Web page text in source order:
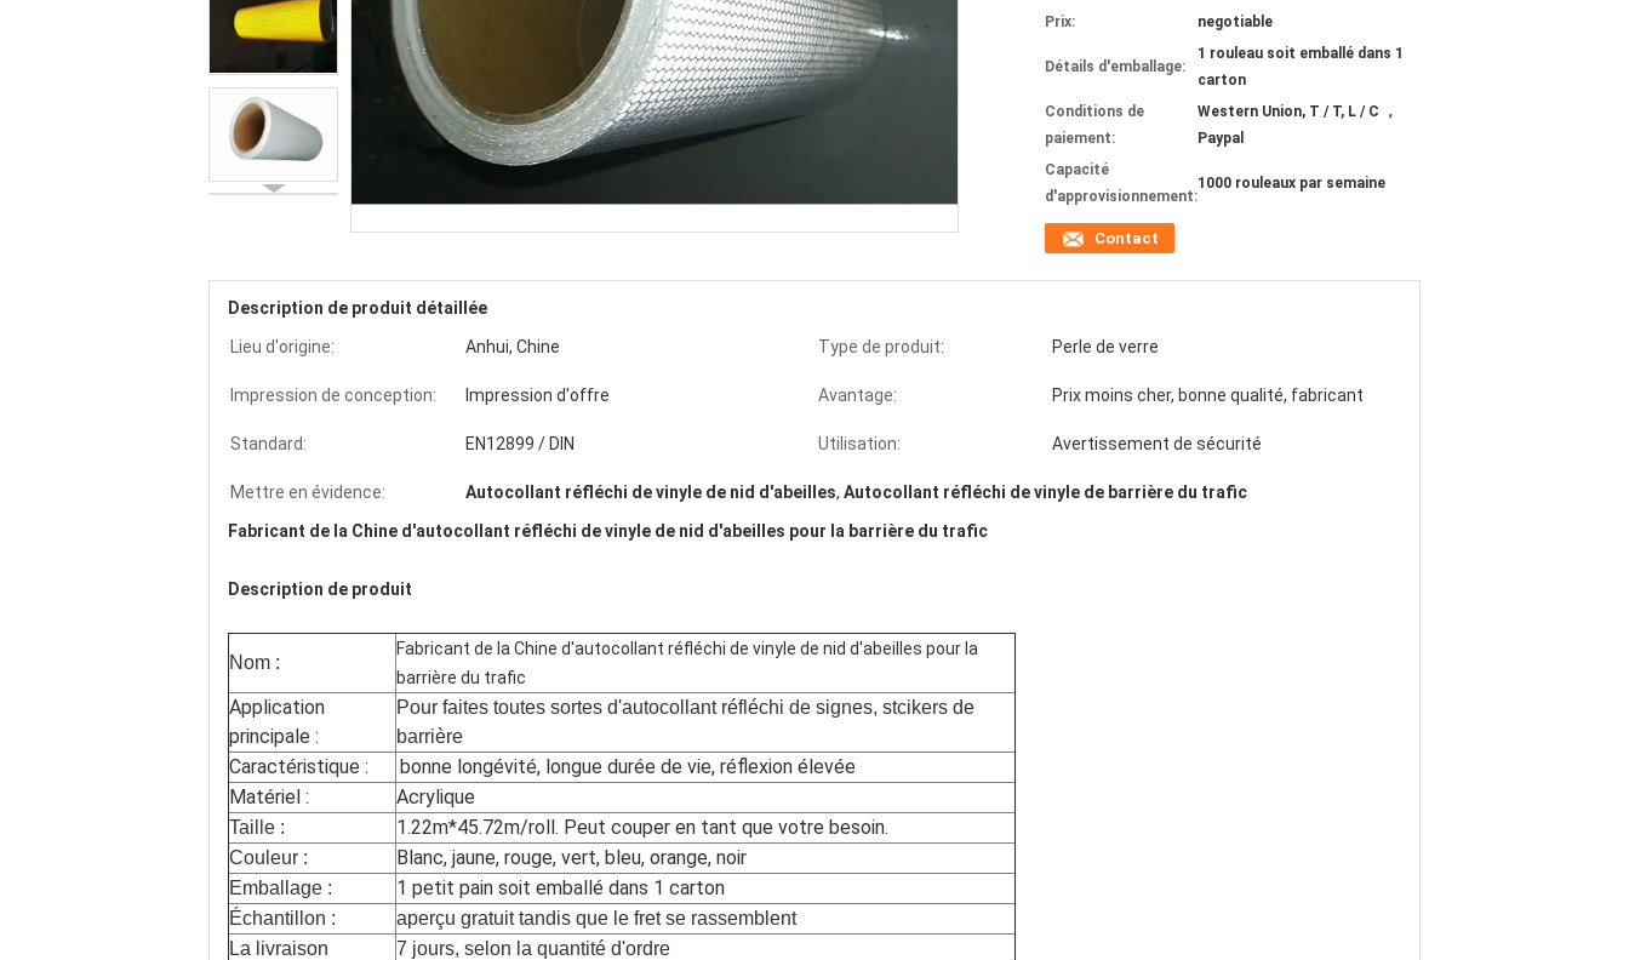
Prix: negotiable
Détails d'emballage:
1 rouleau soit emballé dans 1
carton
Conditions de
paiement:
Western Union, T / T, L / C ，
Paypal
Capacité
d'approvisionnement:
1000 rouleaux par semaine
Contact
Description de produit détaillée
Lieu d'origine:
Anhui, Chine Type de produit: Perle de verre
Impression de conception: Impression d'offre Avantage: Prix ​​moins cher, bonne qualité, fabricant
Standard: EN12899 / DIN Utilisation: Avertissement de sécurité
Mettre en évidence: Autocollant réfléchi de vinyle de nid d'abeilles, Autocollant réfléchi de vinyle de barrière du trafic
Fabricant de la Chine d'autocollant réfléchi de vinyle de nid d'abeilles pour la barrière du trafic
Description de produit
Nom :
Fabricant de la Chine d'autocollant réfléchi de vinyle de nid d'abeilles pour la
barrière du trafic
Application
principale :
Pour faites toutes sortes d'autocollant réfléchi de signes, stcikers de
barrière
Caractéristique :
bonne longévité, longue durée de vie, réflexion élevée
Matériel :
Acrylique
Taille : 1.22m*45.72m/roll. Peut couper en tant que votre besoin.
Couleur : Blanc, jaune, rouge, vert, bleu, orange, noir
Emballage : 1 petit pain soit emballé dans 1 carton
Échantillon :
aperçu gratuit tandis que le fret se rassemblent
La livraison
7 jours, selon la quantité d'ordre